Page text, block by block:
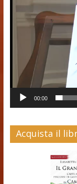
Player
00:00
Acquista il